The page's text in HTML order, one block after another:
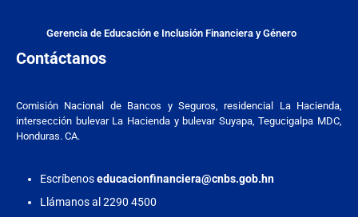
Gerencia de Educación e Inclusión Financiera y Género
Contáctanos
Comisión Nacional de Bancos y Seguros, residencial La Hacienda,
intersección bulevar La Hacienda y bulevar Suyapa, Tegucigalpa MDC,
Honduras. CA.
Escríbenoseducacionfinanciera@cnbs.gob.hn
Llámanos al 2290 4500